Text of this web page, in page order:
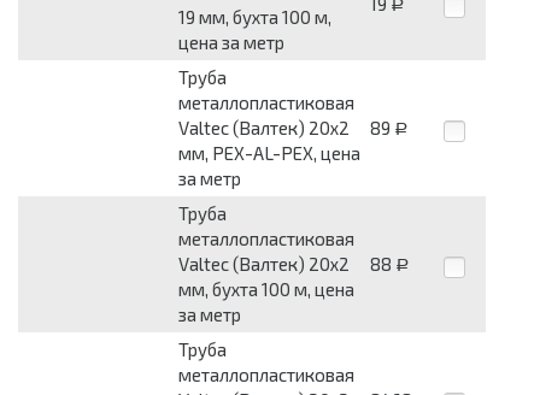
19 мм, бухта 100 м,
цена за метр
Р
Труба
металлопластиковая
Valtec (Валтек) 20x2
мм, PEX-AL-PEX, цена
за метр
89 Р
Труба
металлопластиковая
Valtec (Валтек) 20x2
мм, бухта 100 м, цена
за метр
88 Р
Труба
металлопластиковая